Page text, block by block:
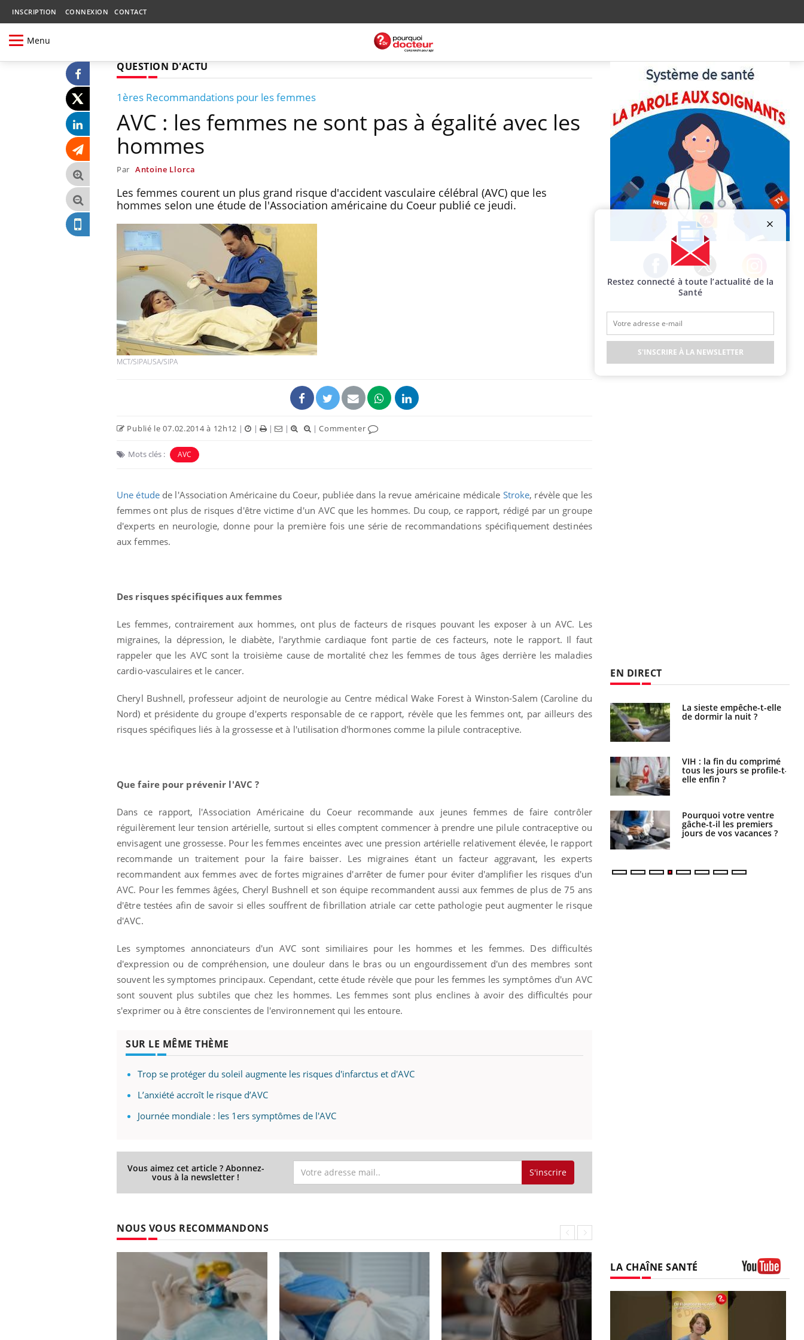
INSCRIPTION CONNEXION CONTACT
Menu
QUESTION D'ACTU
1ères Recommandations pour les femmes
AVC : les femmes ne sont pas à égalité avec les
hommes
Par Antoine Llorca
Les femmes courent un plus grand risque d'accident vasculaire célébral (AVC) que les
hommes selon une étude de l'Association américaine du Coeur publié ce jeudi.
MCT/SIPAUSA/SIPA
Publié le 07.02.2014 à 12h12 | | | | |Commenter
Mots clés : AVC
Une étudede l'Association Américaine du Coeur, publiée dans la revue américaine médicale Stroke, révèle que les
femmes ont plus de risques d'être victime d'un AVC que les hommes. Du coup, ce rapport, rédigé par un groupe
d'experts en neurologie, donne pour la première fois une série de recommandations spécifiquement destinées
aux femmes.
Des risques spécifiques aux femmes
Les femmes, contrairement aux hommes, ont plus de facteurs de risques pouvant les exposer à un AVC. Les
migraines, la dépression, le diabète, l'arythmie cardiaque font partie de ces facteurs, note le rapport. Il faut
rappeler que les AVC sont la troisième cause de mortalité chez les femmes de tous âges derrière les maladies
cardio-vasculaires et le cancer.
Cheryl Bushnell, professeur adjoint de neurologie au Centre médical Wake Forest à Winston-Salem (Caroline du
Nord) et présidente du groupe d'experts responsable de ce rapport, révèle que les femmes ont, par ailleurs des
risques spécifiques liés à la grossesse et à l'utilisation d'hormones comme la pilule contraceptive.
Que faire pour prévenir l'AVC ?
Dans ce rapport, l'Association Américaine du Coeur recommande aux jeunes femmes de faire contrôler
réguilèrement leur tension artérielle, surtout si elles comptent commencer à prendre une pilule contraceptive ou
envisagent une grossesse. Pour les femmes enceintes avec une pression artérielle relativement élevée, le rapport
recommande un traitement pour la faire baisser. Les migraines étant un facteur aggravant, les experts
recommandent aux femmes avec de fortes migraines d'arrêter de fumer pour éviter d'amplifier les risques d'un
AVC. Pour les femmes âgées, Cheryl Bushnell et son équipe recommandent aussi aux femmes de plus de 75 ans
d'être testées afin de savoir si elles souffrent de fibrillation atriale car cette pathologie peut augmenter le risque
d'AVC.
Les symptomes annonciateurs d'un AVC sont similiaires pour les hommes et les femmes. Des difficultés
d'expression ou de compréhension, une douleur dans le bras ou un engourdissement d'un des membres sont
souvent les symptomes principaux. Cependant, cette étude révèle que pour les femmes les symptômes d'un AVC
sont souvent plus subtiles que chez les hommes. Les femmes sont plus enclines à avoir des difficultés pour
s'exprimer ou à être conscientes de l'environnement qui les entoure.
SUR LE MÊME THÈME
Trop se protéger du soleil augmente les risques d'infarctus et d'AVC
L’anxiété accroît le risque d’AVC
Journée mondiale : les 1ers symptômes de l'AVC
Vous aimez cet article ? Abonnez-
vous à la newsletter ! S'inscrire
NOUS VOUS RECOMMANDONS
Facebook Twitter Instagram
EN DIRECT
Hantavirus : un cas
détecté chez un touriste
en France
son taux élevé en France
Grossesse à risque : ce jus
naturel attire l'attention
des chercheurs
écrans en vacances ?
Cancer colorectal : une
stratégie simple aurait
changé la donne au Pays
basque
West Nile : que se passe-
t-il dans le sud de la
France ?
Cytomégalovirus : ce qui
change dans la prise en
charge des femmes
enceintes
La sieste empêche-t-elle
de dormir la nuit ?
VIH : la fin du comprimé
tous les jours se profile-t-
elle enfin ?
Pourquoi votre ventre
gâche-t-il les premiers
jours de vos vacances ?
LA CHAÎNE SANTÉ
Restez connecté à toute l’actualité de la
Santé
S'INSCRIRE À LA NEWSLETTER